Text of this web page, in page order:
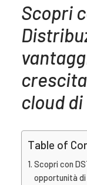
Scopri
cloud di
Table of
Scopri con
opportunità